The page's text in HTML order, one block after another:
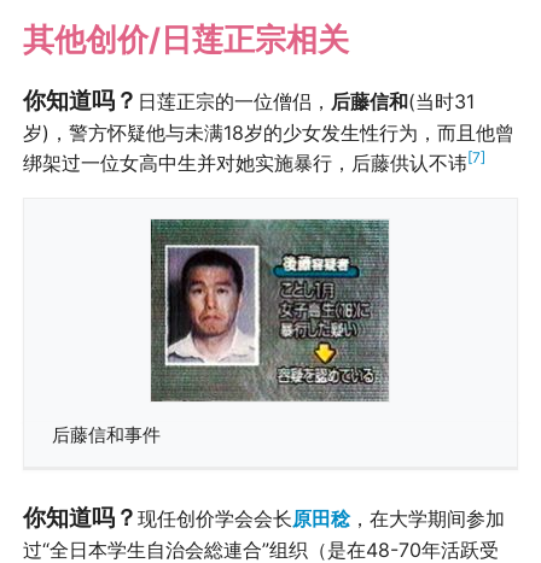
其他创价/日莲正宗相关
你知道吗？ 日莲正宗的一位僧侣， 后藤信和(当时31
岁)，警方怀疑他与未满18岁的少女发生性行为，而且他曾
绑架过一位女高中生并对她实施暴行，后藤供认不讳[7]
后藤信和事件
你知道吗？现任创价学会会长原田稔，在大学期间参加
过“全日本学生自治会総連合”组织（是在48-70年活跃受